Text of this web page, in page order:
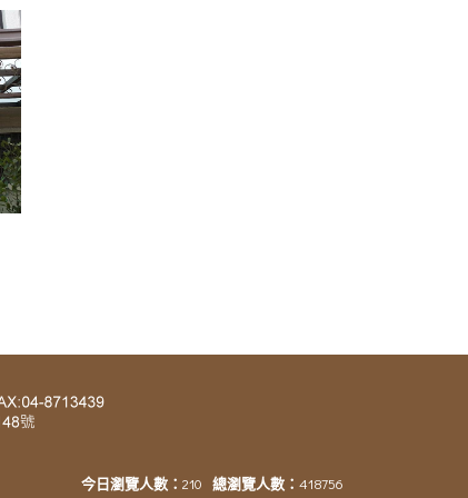
今日瀏覽人數： 210 總瀏覽人數： 418756